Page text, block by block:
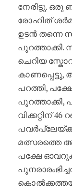
നേരിട്ടു.
രോഹിത്
ഉടൻ തന്നെ
ചെറിയ
കാണപ്പെട്ടു,
പറത്തി,
വിക്കറ്റിന്
മത്സരത്തെ
പക്ഷേ